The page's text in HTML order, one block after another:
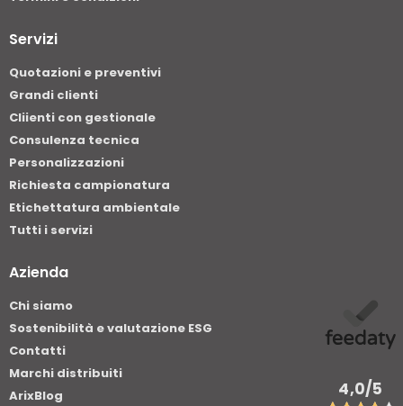
Servizi
Quotazioni e preventivi
Grandi clienti
Cliienti con gestionale
Consulenza tecnica
Personalizzazioni
Richiesta campionatura
Etichettatura ambientale
Tutti i servizi
Azienda
Chi siamo
Sostenibilità e valutazione ESG
Contatti
Marchi distribuiti
ArixBlog
4,0/5